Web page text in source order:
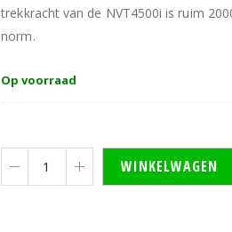
trekkracht van de NVT4500i is ruim
norm.
Op voorraad
WINKELWAGEN